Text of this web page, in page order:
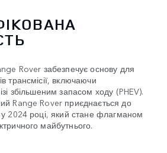
Rover забезпечує основу для
трансмісії, включаючи
збільшеним запасом ходу (PHEV).
Range Rover приєднається до
у 2024 році, який стане флагманом
майбутнього.